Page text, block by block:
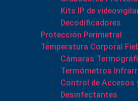
Kits IP de
Decodificadores
Protección Perimetral
Temperatura Corporal
Cámaras
Termómetros
Control de Accesos
Desinfectantes